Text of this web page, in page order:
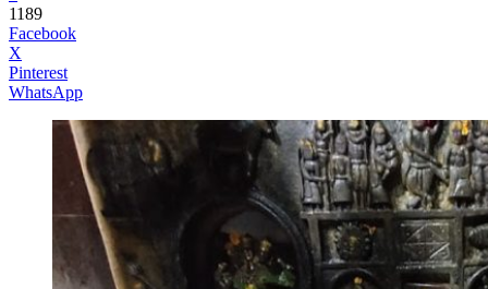
1189
Facebook
X
Pinterest
WhatsApp